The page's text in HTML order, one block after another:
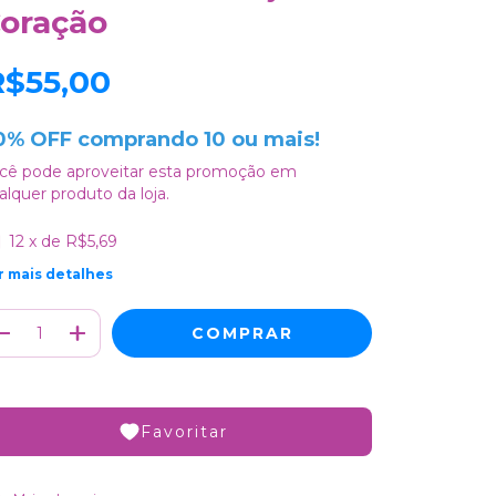
OFF comprando 10 ou mais!
pode aproveitar esta promoção em
produto da loja.
12 x de R$5,69
mais detalhes
Favoritar
para o CEP: